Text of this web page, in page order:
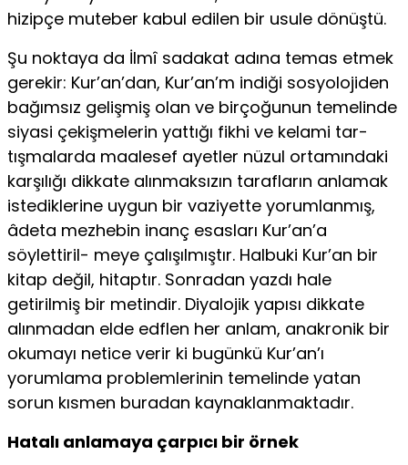
hizipçe muteber kabul edilen bir usule dönüştü.
Şu noktaya da İlmî sadakat adına temas etmek
gerekir: Kur’an’dan, Kur’an’m indiği sosyolojiden
bağımsız gelişmiş olan ve birço­ğunun temelinde
siyasi çekişmelerin yattığı fikhi ve kelami tar­
tışmalarda maalesef ayetler nüzul ortamındaki
karşılığı dikkate alınmaksızın tarafların anlamak
istediklerine uygun bir vaziyette yorumlanmış,
âdeta mezhebin inanç esasları Kur’an’a
söylettiril- meye çalışılmıştır. Halbuki Kur’an bir
kitap değil, hitaptır. Son­radan yazdı hale
getirilmiş bir metindir. Diyalojik yapısı dikkate
alınmadan elde edflen her anlam, anakronik bir
okumayı netice verir ki bugünkü Kur’an’ı
yorumlama problemlerinin temelinde yatan
sorun kısmen buradan kaynaklanmaktadır.
Hatalı anlamaya çarpıcı bir örnek